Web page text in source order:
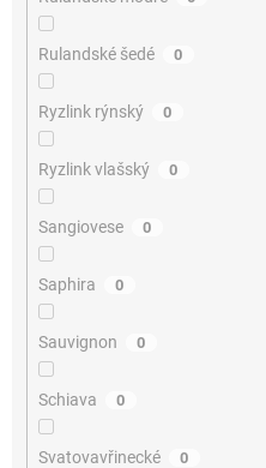
Rulandské šedé 0
Ryzlink rýnský 0
Ryzlink vlašský 0
Sangiovese 0
Saphira 0
Sauvignon 0
Schiava 0
Svatovavřinecké 0